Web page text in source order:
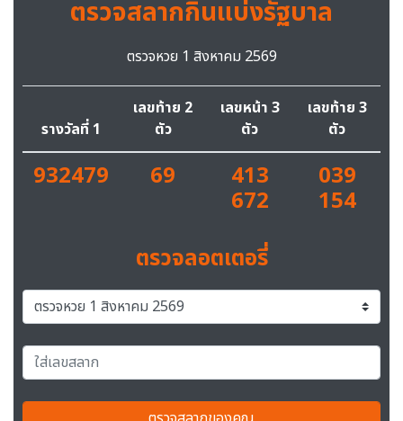
ตรวจสลากกินแบ่งรัฐบาล
ตรวจหวย 1 สิงหาคม 2569
รางวัลที่ 1
เลขท้าย 2
ตัว
เลขหน้า 3
ตัว
เลขท้าย 3
ตัว
932479 69 413
672
039
154
ตรวจลอตเตอรี่